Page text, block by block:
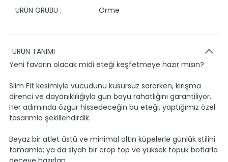
ÜRÜN GRUBU :
Orme
ÜRÜN TANIMI
Yeni favorin olacak midi eteği keşfetmeye hazır mısın?
Slim Fit kesimiyle vücudunu kusursuz sararken, kırışma
direnci ve dayanıklılığıyla gün boyu rahatlığını garantiliyor.
Her adımında özgür hissedeceğin bu eteği, yaptığımız özel
tasarımla şekillendirdik.
Beyaz bir atlet üstü ve minimal altın küpelerle günlük stilini
tamamla; ya da siyah bir crop top ve yüksek topuk botlarla